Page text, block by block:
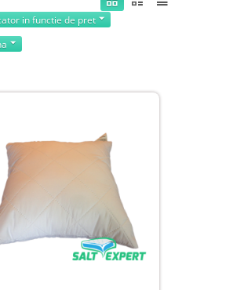
in functie de pret